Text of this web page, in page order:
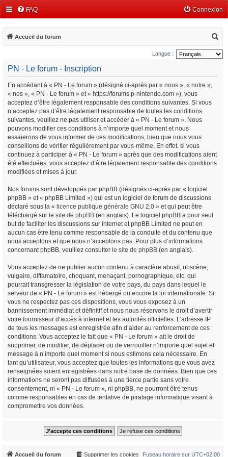
FAQ Connexion
Accueil du forum
e
c
Langue :
PN - Le forum - Inscription
En accédant à « PN - Le forum » (désigné ci-après par « nous », « notre »,
« nos », « PN - Le forum » et « https://forums.p-nintendo.com »), vous
acceptez d’être légalement responsable des conditions suivantes. Si vous
n’acceptez pas d’être légalement responsable de toutes les conditions
suivantes, veuillez ne pas utiliser et accéder à « PN - Le forum ». Nous
pouvons modifier ces conditions à n’importe quel moment et nous
essaierons de vous informer de ces modifications, bien que nous vous
conseillons de vérifier régulièrement par vous-même. En effet, si vous
continuez à participer à « PN - Le forum » après que des modifications aient
été effectuées, vous acceptez d’être légalement responsable des conditions
modifiées et mises à jour.
Nos forums sont développés par phpBB (désignés ci-après par « logiciel
phpBB » et « phpBB Limited ») qui est un logiciel de forum de discussions
déclaré sous la « licence publique générale GNU 2.0 » et qui peut être
téléchargé sur le site de phpBB (en anglais). Le logiciel phpBB a pour seul
but de faciliter les discussions sur internet et phpBB Limited ne peut en
aucun cas être tenu comme responsable de la conduite et du contenu que
nous acceptons et que nous n’acceptons pas. Pour plus d’informations
concernant phpBB, veuillez consulter le site de phpBB (en anglais).
Vous acceptez de ne publier aucun contenu à caractère abusif, obscène,
vulgaire, diffamatoire, choquant, menaçant, pornographique, etc. qui
pourrait transgresser la législation de votre pays, du pays dans lequel le
serveur de « PN - Le forum » est hébergé ou encore la loi internationale. Si
vous ne respectez pas ces dispositions, vous vous exposez à un
bannissement immédiat et définitif et nous nous réservons le droit d’avertir
votre fournisseur d’accès à internet et les autorités officielles. L’adresse IP
de tous les messages est enregistrée afin d’aider au renforcement de ces
conditions. Vous acceptez le fait que « PN - Le forum » ait le droit de
supprimer, de modifier, de déplacer ou de verrouiller n’importe quel sujet et
message à n’importe quel moment si nous estimons cela nécessaire. En
tant qu’utilisateur, vous acceptez que toutes les informations que vous avez
renseignées soient enregistrées dans notre base de données. Bien que ces
informations ne seront pas diffusées à une tierce partie sans votre
consentement, ni « PN - Le forum », ni phpBB, ne pourront être tenus
comme responsables en cas de tentative de piratage informatique visant à
compromettre vos données.
Accueil du forum Fuseau horaire sur UTC+02:00
Supprimer les cookies